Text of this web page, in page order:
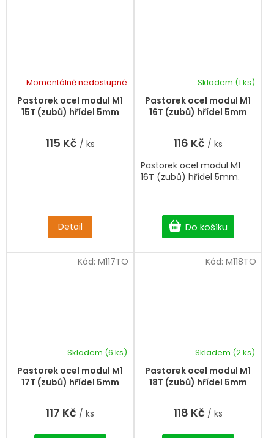
Pastorek ocel modul M1
15T (zubů) hřídel 5mm
Momentálně nedostupné
115 Kč / ks
Detail
Pastorek ocel modul M1
16T (zubů) hřídel 5mm
Skladem (1 ks)
116 Kč / ks
Do košíku
Pastorek ocel modul M1
16T (zubů) hřídel 5mm.
Pastorek ocel modul M1
17T (zubů) hřídel 5mm
Skladem (6 ks)
117 Kč / ks
Kód: M117TO
Pastorek ocel modul M1
18T (zubů) hřídel 5mm
Skladem (2 ks)
118 Kč / ks
Kód: M118TO